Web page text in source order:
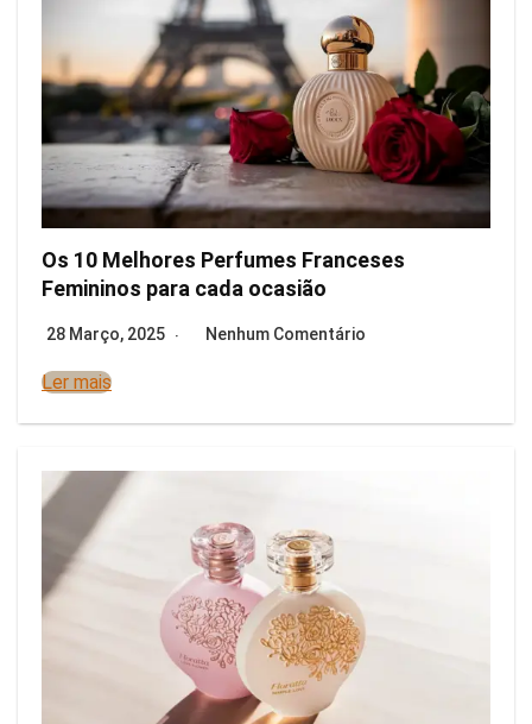
Os 10 Melhores Perfumes Franceses
Femininos para cada ocasião
28 Março, 2025 Nenhum Comentário
Ler mais